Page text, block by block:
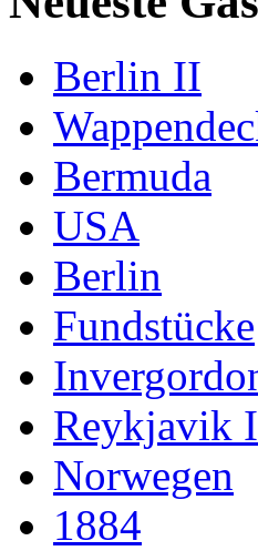
Berlin II
Bermuda
USA
Berlin
Fundstücke
Reykjavik
Norwegen
1884